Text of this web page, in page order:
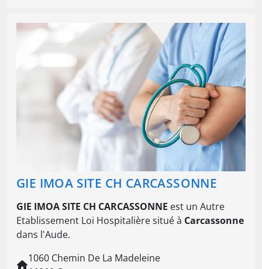
GIE IMOA SITE CH CARCASSONNE
GIE IMOA SITE CH CARCASSONNE est un Autre
Etablissement Loi Hospitalière situé à Carcassonne
dans l'Aude.
1060 Chemin De La Madeleine